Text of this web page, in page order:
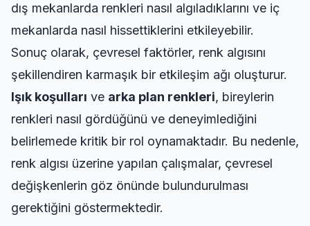
dış mekanlarda renkleri nasıl algıladıklarını ve iç
mekanlarda nasıl hissettiklerini etkileyebilir.
Sonuç olarak, çevresel faktörler, renk algısını
şekillendiren karmaşık bir etkileşim ağı oluşturur.
Işık koşulları ve arka plan renkleri, bireylerin
renkleri nasıl gördüğünü ve deneyimlediğini
belirlemede kritik bir rol oynamaktadır. Bu nedenle,
renk algısı üzerine yapılan çalışmalar, çevresel
değişkenlerin göz önünde bulundurulması
gerektiğini göstermektedir.